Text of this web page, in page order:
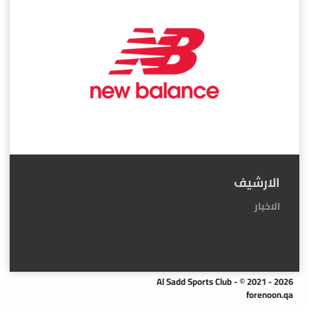
الارشيف
الاخبار
Al Sadd Sports Club - © 2021 - 2026
forenoon.qa